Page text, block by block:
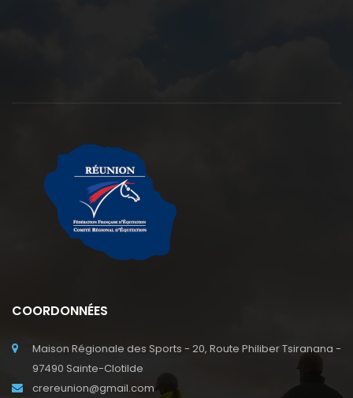
COORDONNÉES
Maison Régionale des Sports - 20, Route Philiber Tsiranana -
97490 Sainte-Clotilde
crereunion@gmail.com